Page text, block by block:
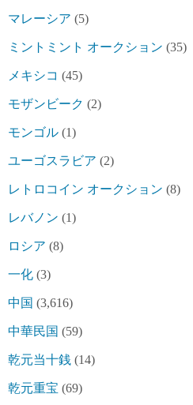
マレーシア (5)
ミントミント オークション (35)
メキシコ (45)
モザンビーク (2)
モンゴル (1)
ユーゴスラビア (2)
レトロコイン オークション (8)
レバノン (1)
ロシア (8)
一化 (3)
中国 (3,616)
中華民国 (59)
乾元当十銭 (14)
乾元重宝 (69)